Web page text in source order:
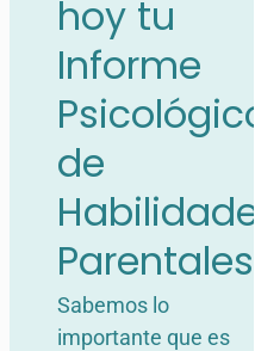
hoy tu
Informe
Psicológico
de
Habilidades
Parentales
Sabemos lo
importante que es